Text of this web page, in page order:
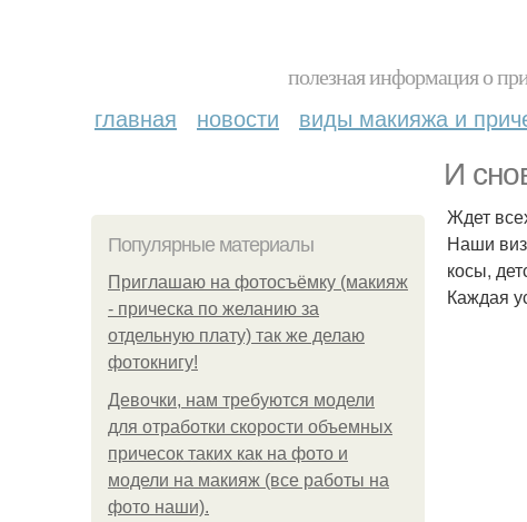
полезная информация о
главная новости виды макияжа и
И
Популярные материалы
Приглашаю на фотосъёмку (макияж
- прическа по желанию за
отдельную плату) так же делаю
фотокнигу!
Девочки, нам требуются модели
для отработки скорости объемных
причесок таких как на фото и
модели на макияж (все работы на
фото наши).
Ждет
Наши
косы,
Каждая